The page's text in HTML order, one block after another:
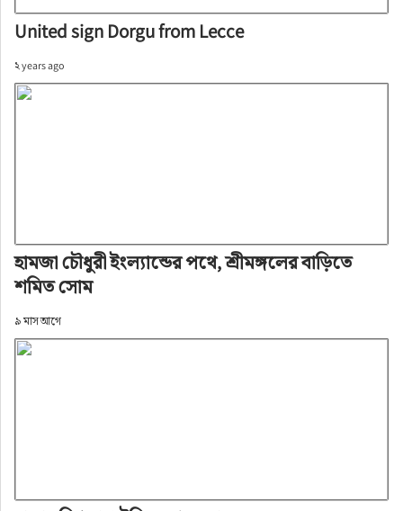
United sign Dorgu from Lecce
২ years ago
হামজা চৌধুরী ইংল্যান্ডের পথে, শ্রীমঙ্গলের বাড়িতে
শমিত সোম
৯ মাস আগে